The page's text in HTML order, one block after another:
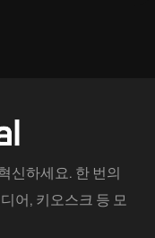
신하세요. 한 번의
어, 키오스크 등 모